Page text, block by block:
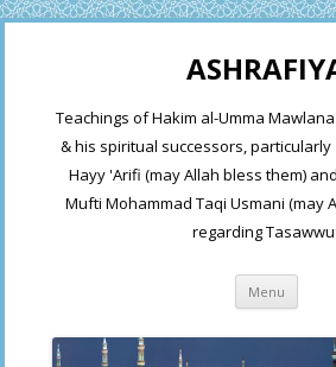
Teachings of Hakim al-Umma
& his spiritual successors,
Hayy 'Arifi (may Allah bless them)
Mufti Mohammad Taqi Usmani (may
regarding
Menu Skip